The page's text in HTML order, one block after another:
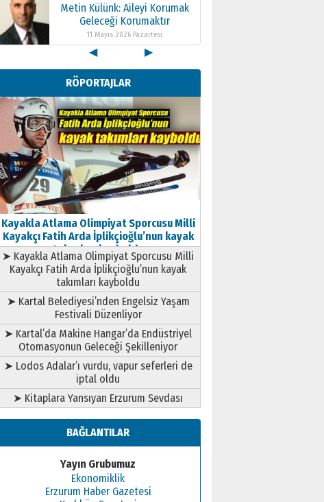
Metin Külünk: Aileyi Korumak
Geleceği Korumaktır
11 Mayıs 2026 Pazartesi
Kenan GÜLERCİ
Metin Külünk: Aileyi Korumak
Geleceği Korumaktır
11 Mayıs 2026 Pazartesi
◀ ▶
RÖPORTAJLAR
Kayakla Atlama Olimpiyat Sporcusu Milli
Kayakçı Fatih Arda İplikçioğlu’nun kayak
takımları kayboldu
➤ Kayakla Atlama Olimpiyat Sporcusu Milli
Kayakçı Fatih Arda İplikçioğlu’nun kayak
takımları kayboldu
➤ Kartal Belediyesi’nden Engelsiz Yaşam
Festivali Düzenliyor
➤ Kartal’da Makine Hangar’da Endüstriyel
Otomasyonun Geleceği Şekilleniyor
➤ Lodos Adalar’ı vurdu, vapur seferleri de
iptal oldu
➤ Kitaplara Yansıyan Erzurum Sevdası
BAĞLANTILAR
Yayın Grubumuz
Ekonomiklik
Erzurum Haber Gazetesi